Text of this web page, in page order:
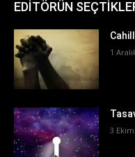
EDİTÖRÜN
1
3